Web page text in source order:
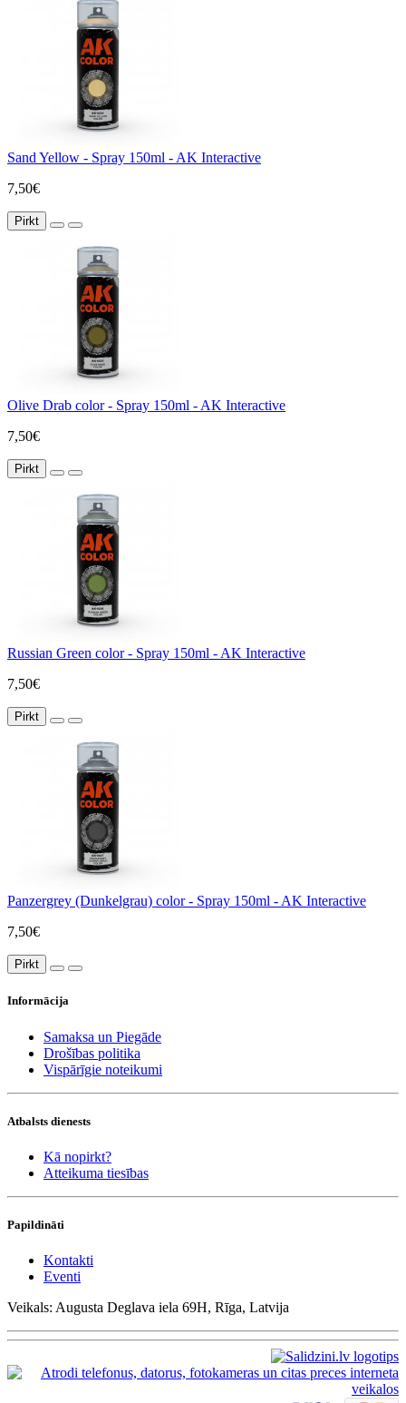
Sand Yellow - Spray 150ml - AK Interactive
7,50€
Pirkt
Olive Drab color - Spray 150ml - AK Interactive
7,50€
Pirkt
Russian Green color - Spray 150ml - AK Interactive
7,50€
Pirkt
Panzergrey (Dunkelgrau) color - Spray 150ml - AK Interactive
7,50€
Pirkt
Informācija
Samaksa un Piegāde
Drošības politika
Vispārīgie noteikumi
Atbalsts dienests
Kā nopirkt?
Atteikuma tiesības
Papildināti
Kontakti
Eventi
Veikals: Augusta Deglava iela 69H, Rīga, Latvija